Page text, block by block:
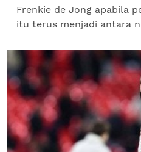
Frenkie de Jong apabila
itu terus menjadi antara
walaupun rundingan...